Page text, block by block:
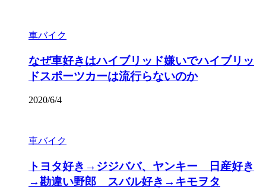
車バイク
なぜ車好きはハイブリッド嫌いでハイブリッ
ドスポーツカーは流行らないのか
2020/6/4
車バイク
トヨタ好き→ジジババ、ヤンキー 日産好き
→勘違い野郎 スバル好き→キモヲタ